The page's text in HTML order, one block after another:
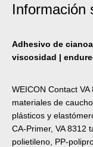
Información
Adhesivo de
viscosidad |
WEICON Contact
materiales de
plásticos y
CA-Primer, VA 8312
polietileno, PP-